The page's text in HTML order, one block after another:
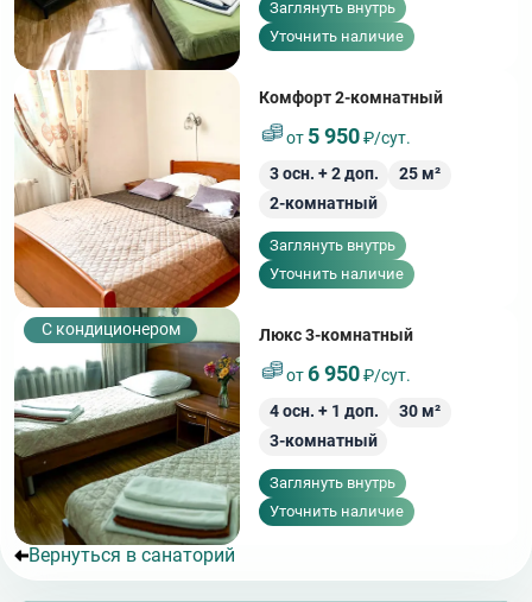
Заглянуть внутрь
Уточнить наличие
Комфорт 2-комнатный
от 5 950₽/сут.
3осн. +2доп. 25м²
2-комнатный
Заглянуть внутрь
Уточнить наличие
С кондиционером
Люкс 3-комнатный
от6 950₽/сут.
4осн. + 1 доп. 30м²
3-комнатный
Заглянуть внутрь
Уточнить наличие
Вернуться в санаторий